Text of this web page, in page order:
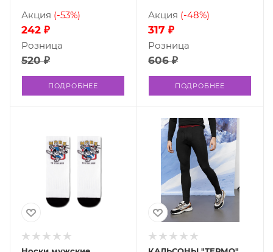
242 ₽
Акция (-53%)
520 ₽
Розница
ПОДРОБНЕЕ
317 ₽
Акция (-48%)
606 ₽
Розница
ПОДРОБНЕЕ